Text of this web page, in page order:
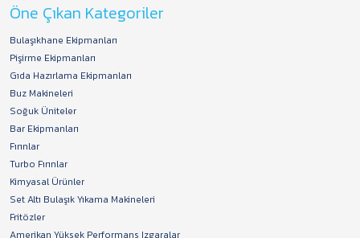
Öne Çıkan Kategoriler
Bulaşıkhane Ekipmanları
Pişirme Ekipmanları
Gıda Hazırlama Ekipmanları
Buz Makineleri
Soğuk Üniteler
Bar Ekipmanları
Fırınlar
Turbo Fırınlar
Kimyasal Ürünler
Set Altı Bulaşık Yıkama Makineleri
Fritözler
Amerikan Yüksek Performans Izgaralar